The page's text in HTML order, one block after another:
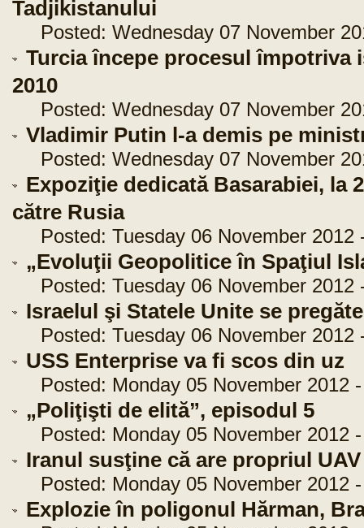
Tadjikistanului
Posted: Wednesday 07 November
Turcia începe procesul
2010
Posted: Wednesday 07 November
Vladimir Putin l-a demis pe
Posted: Wednesday 07 November
Expoziţie dedicată Basarabiei, la
către Rusia
Posted: Tuesday 06 November 2012
„Evoluţii Geopolitice în Spaţiul
Posted: Tuesday 06 November 2012
Israelul şi Statele Unite se
Posted: Tuesday 06 November 2012
USS Enterprise va fi scos din uz
Posted: Monday 05 November 2012 -
„Poliţişti de elită”, episodul 5
Posted: Monday 05 November 2012 -
Iranul susţine că are propriul UAV
Posted: Monday 05 November 2012 -
Explozie în poligonul Hărman,